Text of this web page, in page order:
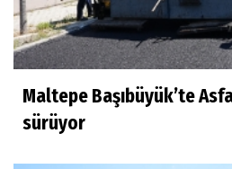
Maltepe Başıbüyük’te
sürüyor